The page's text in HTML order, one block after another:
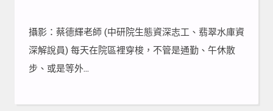
攝影：蔡德輝老師 (中研院生態資深志工、翡翠水庫資
深解說員) 每天在院區裡穿梭，不管是通勤、午休散
步、或是等外…